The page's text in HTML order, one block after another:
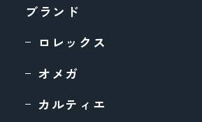
ブランド
ロレックス
オメガ
カルティエ